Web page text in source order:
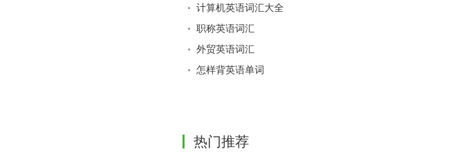
计算机英语词汇大全
职称英语词汇
外贸英语词汇
怎样背英语单词
热门推荐